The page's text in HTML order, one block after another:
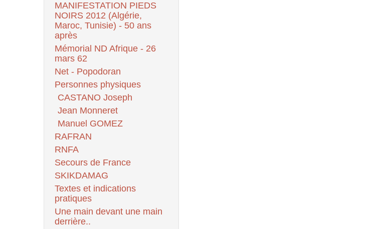
MANIFESTATION PIEDS
NOIRS 2012 (Algérie,
Maroc, Tunisie) - 50 ans
après
Mémorial ND Afrique - 26
mars 62
Net - Popodoran
Personnes physiques
CASTANO Joseph
Jean Monneret
Manuel GOMEZ
RAFRAN
RNFA
Secours de France
SKIKDAMAG
Textes et indications
pratiques
Une main devant une main
derrière..